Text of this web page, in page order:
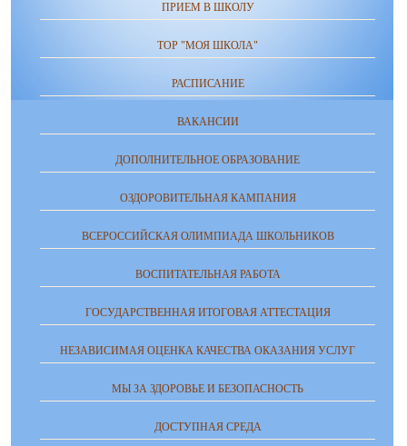
ПРИЕМ В ШКОЛУ
ТОР "МОЯ ШКОЛА"
РАСПИСАНИЕ
ВАКАНСИИ
ДОПОЛНИТЕЛЬНОЕ ОБРАЗОВАНИЕ
ОЗДОРОВИТЕЛЬНАЯ КАМПАНИЯ
ВСЕРОССИЙСКАЯ ОЛИМПИАДА ШКОЛЬНИКОВ
ВОСПИТАТЕЛЬНАЯ РАБОТА
ГОСУДАРСТВЕННАЯ ИТОГОВАЯ АТТЕСТАЦИЯ
НЕЗАВИСИМАЯ ОЦЕНКА КАЧЕСТВА ОКАЗАНИЯ УСЛУГ
МЫ ЗА ЗДОРОВЬЕ И БЕЗОПАСНОСТЬ
ДОСТУПНАЯ СРЕДА